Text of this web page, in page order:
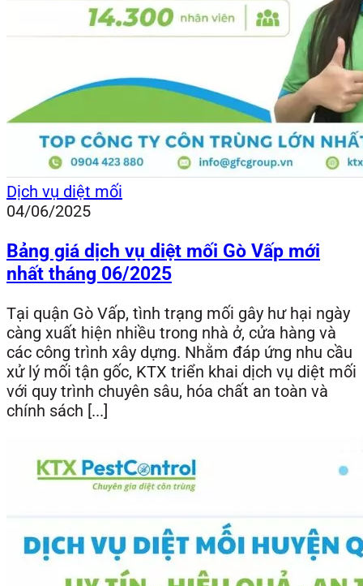
Dịch vụ diệt mối
04/06/2025
Bảng giá dịch vụ diệt mối Gò Vấp mới
nhất tháng 06/2025
Tại quận Gò Vấp, tình trạng mối gây hư hại ngày
càng xuất hiện nhiều trong nhà ở, cửa hàng và
các công trình xây dựng. Nhằm đáp ứng nhu cầu
xử lý mối tận gốc, KTX triển khai dịch vụ diệt mối
với quy trình chuyên sâu, hóa chất an toàn và
chính sách [...]